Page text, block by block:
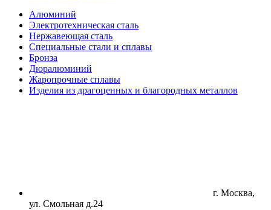
Алюминий
Электротехническая сталь
Нержавеющая сталь
Специальные стали и сплавы
Бронза
Дюралюминий
Жаропрочные сплавы
Изделия из драгоценных и благородных металлов
г. Москва,
ул. Смольная д.24